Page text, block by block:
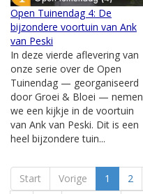
Open Tuinendag 4: De
bijzondere voortuin van Ank
van Peski
In deze vierde aflevering van
onze serie over de Open
Tuinendag — georganiseerd
door Groei & Bloei — nemen
we een kijkje in de voortuin
van Ank van Peski. Dit is een
heel bijzondere tuin...
Start Vorige 1 2